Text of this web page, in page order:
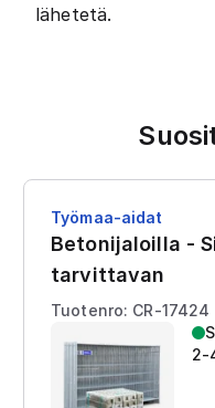
lähetetä.
Työmaa-aidat
Betonijaloilla -
tarvittavan
Tuotenro: CR-17424
2-